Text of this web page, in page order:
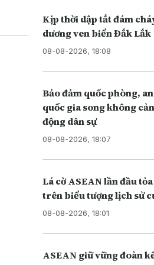
Kịp thời dập tắt đám
dương ven biển Đắk Lắk
08-08-2026, 18:08
Bảo đảm quốc phòng,
quốc gia song không
động dân sự
08-08-2026, 18:07
Lá cờ ASEAN lần đầu
trên biểu tượng lịch sử
08-08-2026, 18:01
ASEAN giữ vững đoàn